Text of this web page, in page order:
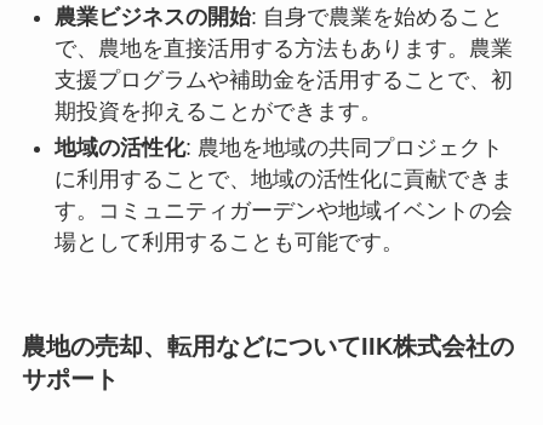
農業ビジネスの開始: 自身で農業を始めること
で、農地を直接活用する方法もあります。農業
支援プログラムや補助金を活用することで、初
期投資を抑えることができます。
地域の活性化: 農地を地域の共同プロジェクト
に利用することで、地域の活性化に貢献できま
す。コミュニティガーデンや地域イベントの会
場として利用することも可能です。
農地の売却、転用などについてIIK株式会社の
サポート